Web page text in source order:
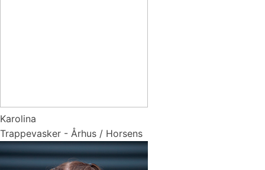
Karolina
Trappevasker - Århus / Horsens